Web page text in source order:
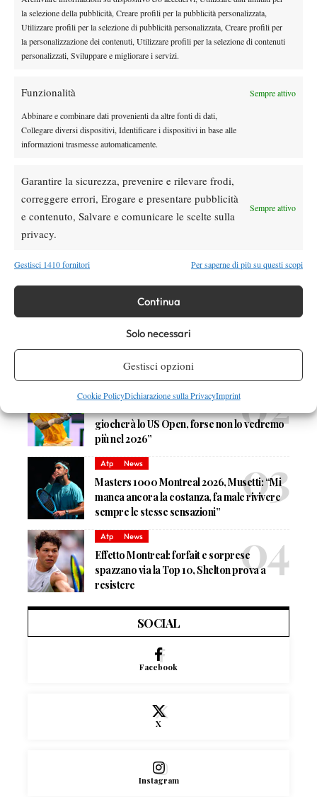
la selezione della pubblicità, Creare profili per la pubblicità personalizzata,
Utilizzare profili per la selezione di pubblicità personalizzata, Creare profili per
la personalizzazione dei contenuti, Utilizzare profili per la selezione di contenuti
personalizzati, Sviluppare e migliorare i servizi.
Funzionalità Sempre attivo
Abbinare e combinare dati provenienti da altre fonti di dati,
Collegare diversi dispositivi, Identificare i dispositivi in base alle
informazioni trasmesse automaticamente.
Garantire la sicurezza, prevenire e rilevare frodi,
correggere errori, Erogare e presentare pubblicità
e contenuto, Salvare e comunicare le scelte sulla
privacy.
Sempre attivo
Gestisci 1410 fornitori Per saperne di più su questi scopi
Continua
Solo necessari
Gestisci opzioni
Cookie PolicyDichiarazione sulla PrivacyImprint
fuori casa c’è sempre”.
Infine Vavassori ha invitato a guardare il percorso degli ultimi
mesi: “Pensare a quello che abbiamo fatto da Miami a qui ha
Masters 1000, non bisogna darlo per scontato.
Dobbiamo essere felici di ciò che stiamo raggiungendo, siamo
una coppia più forte di quando abbiamo raggiunto la finale qui
che servono per vincere il titolo
DI TENDENZA
Tennis in TV
Masters 1000 Cincinnati 2026: a che ora e
dove vedere il sorteggio del tabellone
giocherà lo US Open, forse non lo vedremo
più nel 2026”
Atp News
Masters 1000 Montreal 2026, Musetti: “Mi
manca ancora la costanza, fa male rivivere
sempre le stesse sensazioni”
Atp News
Effetto Montreal: forfait e sorprese
spazzano via la Top 10, Shelton prova a
resistere
SOCIAL
Facebook
X
Instagram